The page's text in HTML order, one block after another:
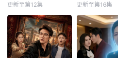
更新至第12集 更新至第16集